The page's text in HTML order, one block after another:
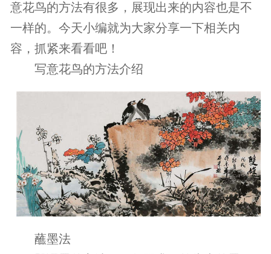
意花鸟的方法有很多，展现出来的内容也是不
一样的。今天小编就为大家分享一下相关内
容，抓紧来看看吧！
写意花鸟的方法介绍
蘸墨法